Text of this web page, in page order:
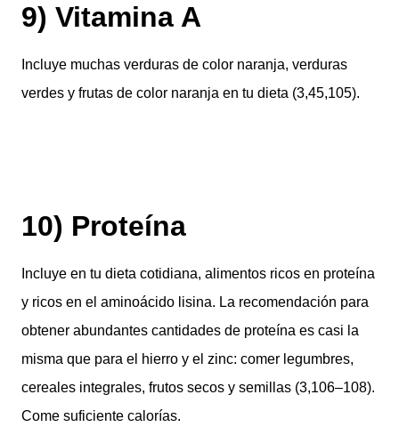
9) Vitamina A
Incluye muchas verduras de color naranja, verduras
verdes y frutas de color naranja en tu dieta (3,45,105).
10) Proteína
Incluye en tu dieta cotidiana, alimentos ricos en proteína
y ricos en el aminoácido lisina. La recomendación para
obtener abundantes cantidades de proteína es casi la
misma que para el hierro y el zinc: comer legumbres,
cereales integrales, frutos secos y semillas (3,106–108).
Come suficiente calorías.